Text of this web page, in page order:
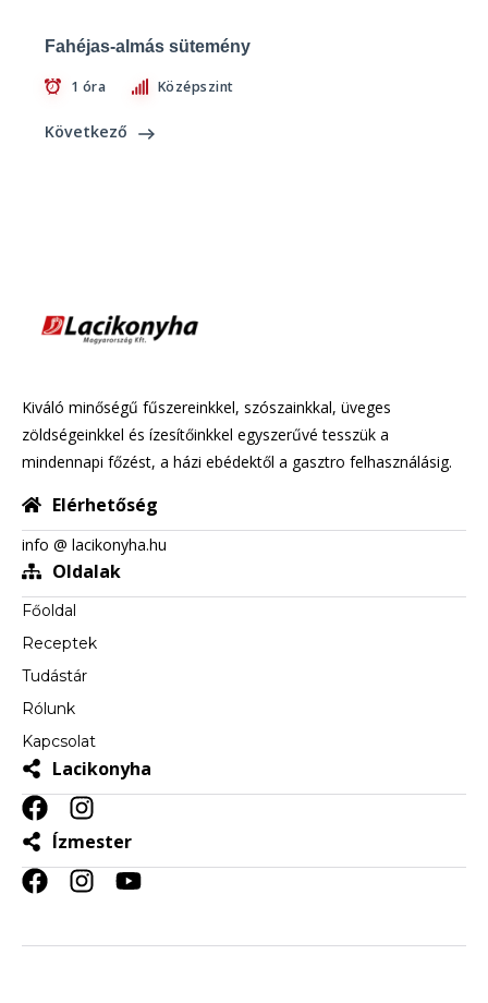
Fahéjas-almás sütemény
1 óra Középszint
Következő
Kiváló minőségű fűszereinkkel, szószainkkal, üveges
zöldségeinkkel és ízesítőinkkel egyszerűvé tesszük a
mindennapi főzést, a házi ebédektől a gasztro felhasználásig.
Elérhetőség
info @ lacikonyha.hu
Oldalak
Főoldal
Receptek
Tudástár
Rólunk
Kapcsolat
Lacikonyha
Ízmester